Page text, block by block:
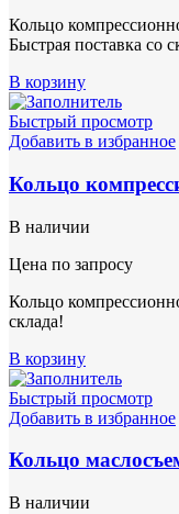
Кольцо
Быстрая поставка со
В корзину
Быстрый просмотр
Добавить в избранное
Кольцо
В наличии
Цена по запросу
Кольцо
склада!
В корзину
Быстрый просмотр
Добавить в избранное
Кольцо
В наличии